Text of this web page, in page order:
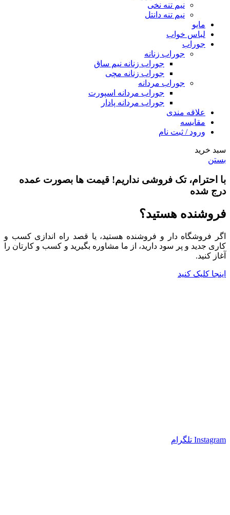
نیم تنه نخی
نیم تنه دانتل
مایو
لباس خواب
جوراب
جوراب زنانه
جوراب زنانه نیم ساق
جوراب زنانه مچی
جوراب مردانه
جوراب مردانه اسپورت
جوراب مردانه پادار
علاقه مندی
مقایسه
ورود / ثبت نام
سبد خرید
بستن
با احترام، تک فروشی نداریم! قیمت ها بصورت عمده
درج شده
فروشنده هستید؟
اگر فروشگاه دار و فروشنده هستید، یا قصد راه اندازی کسب و
کاری جدید و پر سود دارید، از ما مشاوره بگیرید و کسب و کارتان را
آغاز کنید.
اینجا کلیک کنید
Instagram تلگرام